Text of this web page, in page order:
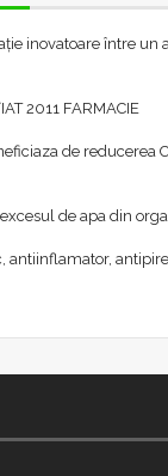
inovatoare între un
2011 FARMACIE
de reducerea
de apa din
antiinflamator,